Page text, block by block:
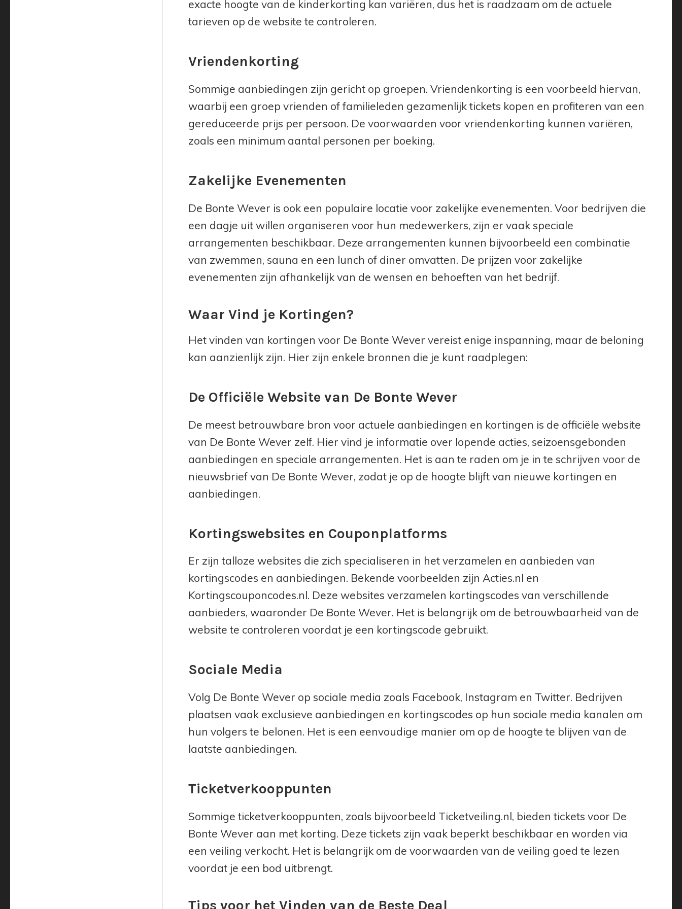
exacte hoogte van de kinderkorting kan variëren, dus het is raadzaam om de actuele
tarieven op de website te controleren.
Vriendenkorting
Sommige aanbiedingen zijn gericht op groepen. Vriendenkorting is een voorbeeld hiervan,
waarbij een groep vrienden of familieleden gezamenlijk tickets kopen en profiteren van een
gereduceerde prijs per persoon. De voorwaarden voor vriendenkorting kunnen variëren,
zoals een minimum aantal personen per boeking.
Zakelijke Evenementen
De Bonte Wever is ook een populaire locatie voor zakelijke evenementen. Voor bedrijven die
een dagje uit willen organiseren voor hun medewerkers, zijn er vaak speciale
arrangementen beschikbaar. Deze arrangementen kunnen bijvoorbeeld een combinatie
van zwemmen, sauna en een lunch of diner omvatten. De prijzen voor zakelijke
evenementen zijn afhankelijk van de wensen en behoeften van het bedrijf.
Waar Vind je Kortingen?
Het vinden van kortingen voor De Bonte Wever vereist enige inspanning, maar de beloning
kan aanzienlijk zijn. Hier zijn enkele bronnen die je kunt raadplegen:
De Officiële Website van De Bonte Wever
De meest betrouwbare bron voor actuele aanbiedingen en kortingen is de officiële website
van De Bonte Wever zelf. Hier vind je informatie over lopende acties, seizoensgebonden
aanbiedingen en speciale arrangementen. Het is aan te raden om je in te schrijven voor de
nieuwsbrief van De Bonte Wever, zodat je op de hoogte blijft van nieuwe kortingen en
aanbiedingen.
Kortingswebsites en Couponplatforms
Er zijn talloze websites die zich specialiseren in het verzamelen en aanbieden van
kortingscodes en aanbiedingen. Bekende voorbeelden zijn Acties.nl en
Kortingscouponcodes.nl. Deze websites verzamelen kortingscodes van verschillende
aanbieders, waaronder De Bonte Wever. Het is belangrijk om de betrouwbaarheid van de
website te controleren voordat je een kortingscode gebruikt.
Sociale Media
Volg De Bonte Wever op sociale media zoals Facebook, Instagram en Twitter. Bedrijven
plaatsen vaak exclusieve aanbiedingen en kortingscodes op hun sociale media kanalen om
hun volgers te belonen. Het is een eenvoudige manier om op de hoogte te blijven van de
laatste aanbiedingen.
Ticketverkooppunten
Sommige ticketverkooppunten, zoals bijvoorbeeld Ticketveiling.nl, bieden tickets voor De
Bonte Wever aan met korting. Deze tickets zijn vaak beperkt beschikbaar en worden via
een veiling verkocht. Het is belangrijk om de voorwaarden van de veiling goed te lezen
voordat je een bod uitbrengt.
Tips voor het Vinden van de Beste Deal